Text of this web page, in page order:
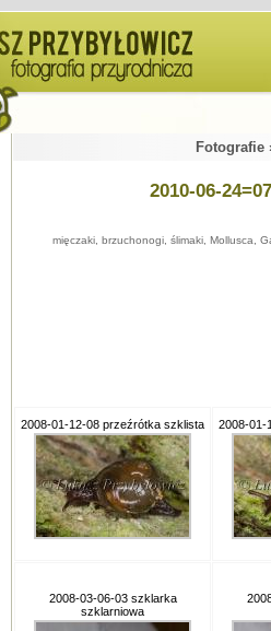
Fotografie
2010-06-
mięczaki, brzuchonogi, ślimaki, Mollusca,
2008-01-12-08 przeźrótka szklista 2008-01-
2008-03-06-03 szklarka
szklarniowa